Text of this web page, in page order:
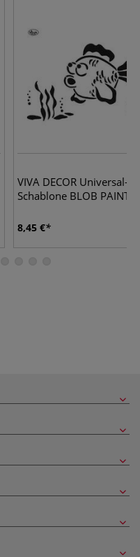
VIVA DECOR Universal-
Schablone BLOB PAINT,
8,45 €